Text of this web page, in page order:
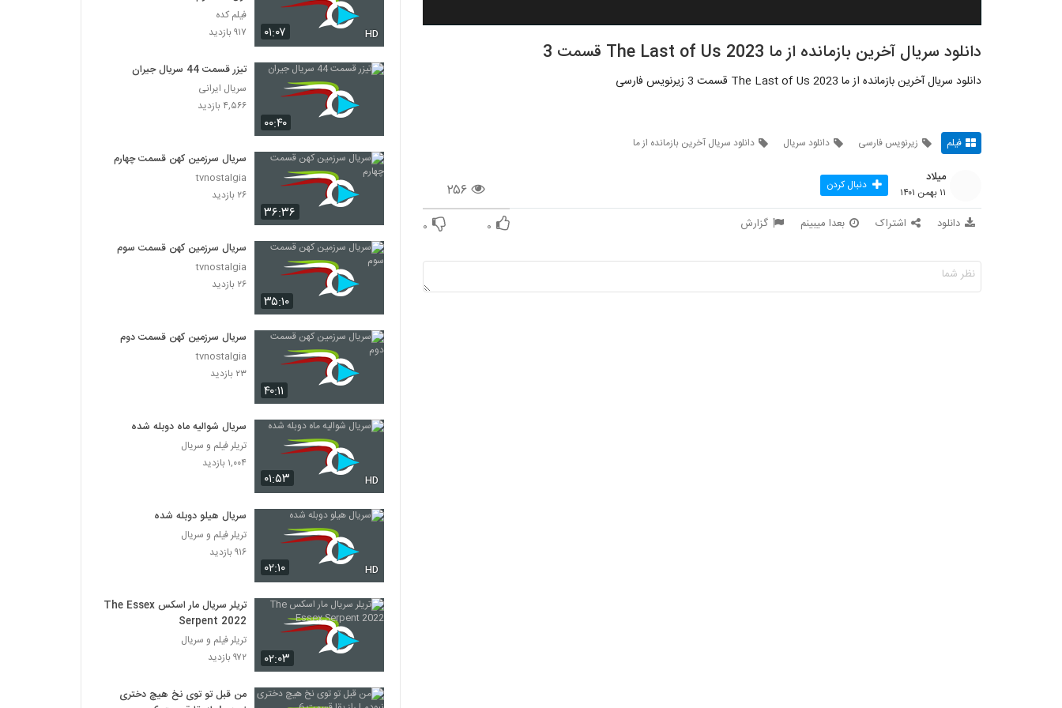
دانلود سریال آخرین بازمانده از ما The Last of Us 2023 قسمت 3
دانلود سریال آخرین بازمانده از ما The Last of Us 2023 قسمت 3 زیرنویس فارسی
فیلم زیرنویس فارسی دانلود سریال دانلود سریال آخرین بازمانده از ما
۲۵۶
میلاد
۱۱ بهمن ۱۴۰۱ دنبال کردن
دانلود اشتراک بعدا میبینم گزارش ۰ ۰
۰۱:۰۷ HD
فیلم کده
۹۱۷ بازدید
۰۰:۴۰
تیزر قسمت 44 سریال جیران
سریال ایرانی
۴,۵۶۶ بازدید
۳۶:۳۶
سریال سرزمین کهن قسمت چهارم
tvnostalgia
۲۶ بازدید
۳۵:۱۰
سریال سرزمین کهن قسمت سوم
tvnostalgia
۲۶ بازدید
۴۰:۱۱
سریال سرزمین کهن قسمت دوم
tvnostalgia
۲۳ بازدید
۰۱:۵۳ HD
سریال شوالیه ماه دوبله شده
تریلر فیلم و سریال
۱,۰۰۴ بازدید
۰۲:۱۰ HD
سریال هیلو دوبله شده
تریلر فیلم و سریال
۹۱۶ بازدید
۰۲:۰۳
تریلر سریال مار اسکس The Essex
Serpent 2022
تریلر فیلم و سریال
۹۷۲ بازدید
من قبل تو توی نخ هیچ دختری